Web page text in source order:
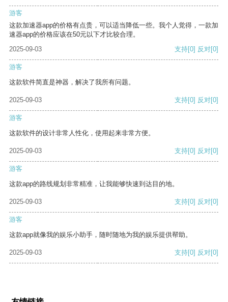
游客
这款加速器app的价格有点贵，可以适当降低一些。我个人觉得，一款加
速器app的价格应该在50元以下才比较合理。
2025-09-03
支持[0] 反对[0]
游客
这款软件简直是神器，解决了我所有问题。
2025-09-03 支持[0] 反对[0]
游客
这款软件的设计非常人性化，使用起来非常方便。
2025-09-03 支持[0] 反对[0]
游客
这款app的路线规划非常精准，让我能够快速到达目的地。
2025-09-03 支持[0] 反对[0]
游客
这款app就像我的娱乐小助手，随时随地为我的娱乐提供帮助。
2025-09-03 支持[0] 反对[0]